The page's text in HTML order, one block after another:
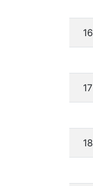
16
17
18